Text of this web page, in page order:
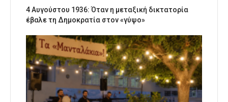
4 Αυγούστου 1936: Όταν η μεταξική δικτατορία
έβαλε τη Δημοκρατία στον «γύψο»